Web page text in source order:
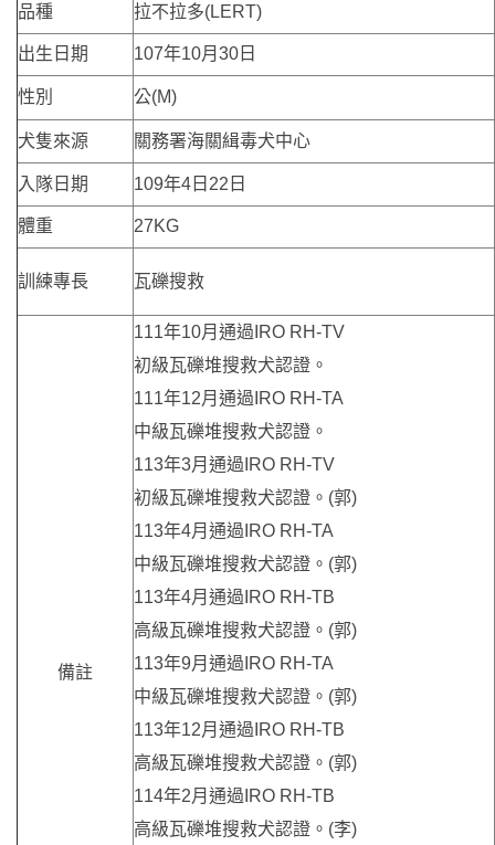
品種 拉不拉多(LERT)
出生日期 107年10月30日
性別 公(M)
犬隻來源 關務署海關緝毒犬中心
入隊日期 109年4日22日
體重 27KG
訓練專長 瓦礫搜救
備註
111年10月通過IRO RH-TV
初級瓦礫堆搜救犬認證。
111年12月通過IRO RH-TA
中級瓦礫堆搜救犬認證。
113年3月通過IRO RH-TV
初級瓦礫堆搜救犬認證。(郭)
113年4月通過IRO RH-TA
中級瓦礫堆搜救犬認證。(郭)
113年4月通過IRO RH-TB
高級瓦礫堆搜救犬認證。(郭)
113年9月通過IRO RH-TA
中級瓦礫堆搜救犬認證。(郭)
113年12月通過IRO RH-TB
高級瓦礫堆搜救犬認證。(郭)
114年2月通過IRO RH-TB
高級瓦礫堆搜救犬認證。(李)